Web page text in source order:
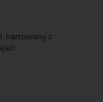
hartowany z